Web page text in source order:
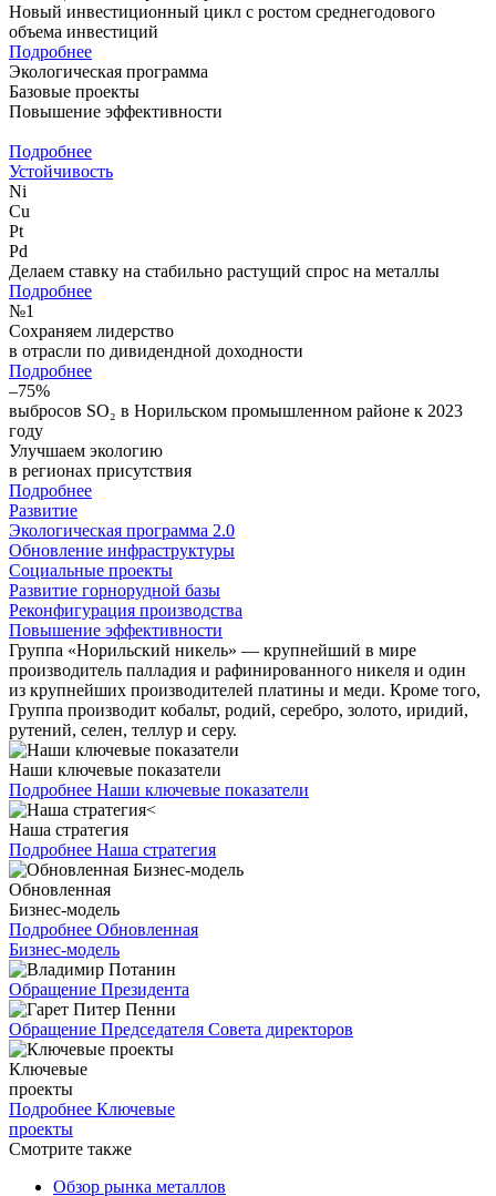
Новый инвестиционный цикл с ростом среднегодового
объема инвестиций
Подробнее
Экологическая программа
Базовые проекты
Повышение эффективности
Подробнее
Устойчивость
Ni
Cu
Pt
Pd
Делаем ставку на стабильно растущий спрос на металлы
Подробнее
№1
Сохраняем лидерство
в отрасли по дивидендной доходности
Подробнее
–75%
выбросов SO₂ в Норильском промышленном районе к 2023
году
Улучшаем экологию
в регионах присутствия
Подробнее
Развитие
Экологическая программа 2.0
Обновление инфраструктуры
Социальные проекты
Развитие горнорудной базы
Реконфигурация производства
Повышение эффективности
Группа «Норильский никель» — крупнейший в мире
производитель палладия и рафинированного никеля и один
из крупнейших производителей платины и меди. Кроме того,
Группа производит кобальт, родий, серебро, золото, иридий,
рутений, селен, теллур и серу.
Наши ключевые показатели
Подробнее Наши ключевые показатели
Наша стратегия
Подробнее Наша стратегия
Обновленная
Бизнес-модель
Подробнее Обновленная
Бизнес-модель
Обращение Президента
Обращение Председателя Совета директоров
Ключевые
проекты
Подробнее Ключевые
проекты
Смотрите также
Обзор рынка металлов